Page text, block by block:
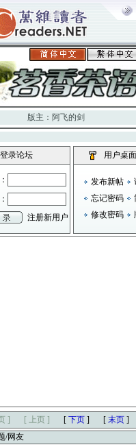
版主： 阿飞的剑
登录论坛
注册新用户
用户桌面
发布新帖
忘记密码
修改密码
] [ 上页 ] [ 下页 ] [ 末页 ]
/网友